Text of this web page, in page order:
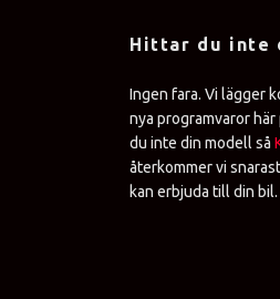
Hittar du inte
Ingen fara. Vi lägger
nya programvaror
du inte din modell så
återkommer vi
kan erbjuda till din